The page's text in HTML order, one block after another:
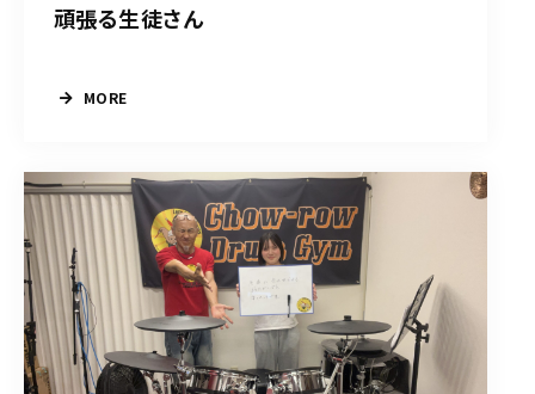
頑張る生徒さん
MORE